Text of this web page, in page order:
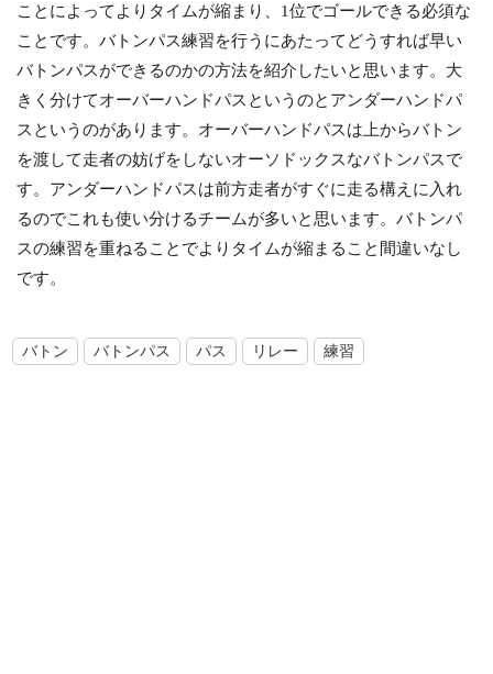
ことによってよりタイムが縮まり、1位でゴールできる必須な
ことです。バトンパス練習を行うにあたってどうすれば早い
バトンパスができるのかの方法を紹介したいと思います。大
きく分けてオーバーハンドパスというのとアンダーハンドパ
スというのがあります。オーバーハンドパスは上からバトン
を渡して走者の妨げをしないオーソドックスなバトンパスで
す。アンダーハンドパスは前方走者がすぐに走る構えに入れ
るのでこれも使い分けるチームが多いと思います。バトンパ
スの練習を重ねることでよりタイムが縮まること間違いなし
です。
バトン バトンパス パス リレー 練習